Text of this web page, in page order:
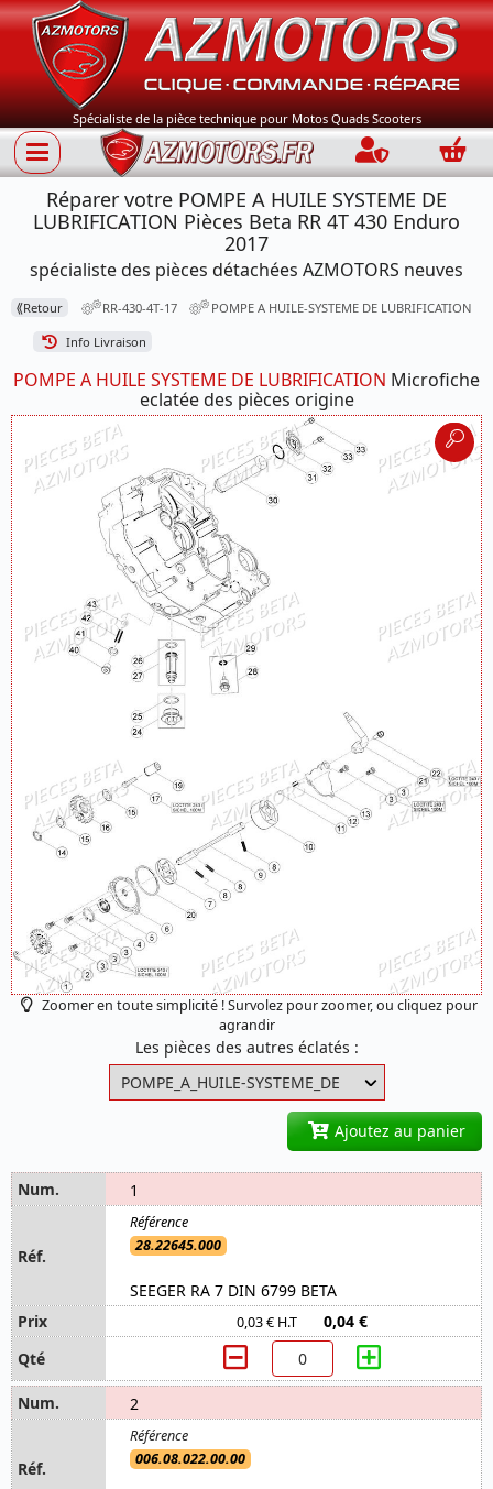
Spécialiste de la pièce technique pour Motos Quads Scooters
Connection
Réparer votre POMPE A HUILE SYSTEME DE
LUBRIFICATION Pièces Beta RR 4T 430 Enduro
2017
spécialiste des pièces détachées AZMOTORS neuves
⟪Retour RR-430-4T-17 POMPE A HUILE-SYSTEME DE LUBRIFICATION
Info Livraison
POMPE A HUILE SYSTEME DE LUBRIFICATION Microfiche
eclatée des pièces origine
Zoomer en toute simplicité ! Survolez pour zoomer, ou cliquez pour
agrandir
Les pièces des autres éclatés :
Ajoutez au panier
1
28.22645.000
SEEGER RA 7 DIN 6799 BETA
0,03 € H.T 0,04 €
2
006.08.022.00.00